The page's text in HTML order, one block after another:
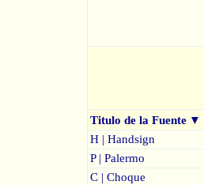
Titulo de la Fuente ▼
H | Handsign
P | Palermo
C | Choque